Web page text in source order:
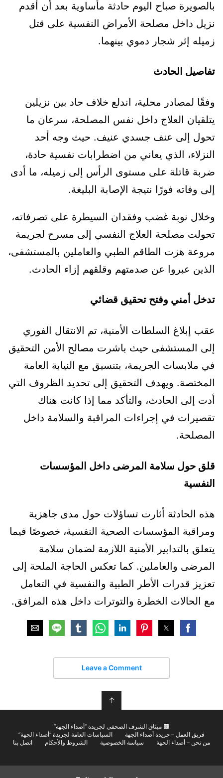
بالصويرة صباح اليوم حادثة مأساوية بعد أن أقدم
نزيل داخل مصلحة الأمراض النفسية على قتل
زميله إثر شجار دموي بينهما.
تفاصيل الحادث
وفقًا لمصادر محلية، اندلع خلاف حاد بين نزيلين
يتلقيان العلاج داخل نفس المصلحة، سرعان ما
تحول إلى عنف جسدي عنيف. حيث وجه أحد
النزلاء، الذي يعاني من اضطرابات نفسية حادة،
ضربة قاتلة على مستوى الرأس إلى زميله، ما أدى
إلى وفاته فورًا نتيجة الإصابة البليغة.
وخلال نوبة غضب وفقدان السيطرة على تصرفاته،
تحولت مصلحة العلاج النفسي إلى مسرح لجريمة
مروعة هزت الطاقم الطبي والعاملين بالمستشفى،
الذين عبروا عن صدمتهم وقلقهم إزاء الحادث.
تدخل أمني وفتح تحقيق قضائي
عقب إبلاغ السلطات الأمنية، تم الانتقال الفوري
إلى المستشفى حيث باشرت مصالح الأمن التحقيق
في ملابسات الجريمة، بتنسيق مع النيابة العامة
المختصة. ويهدف التحقيق إلى تحديد الظروف التي
أدت إلى الحادث، والتأكد مما إذا كانت هناك
تقصيرات في إجراءات المراقبة والسلامة داخل
المصلحة.
قلق حول سلامة المرضى داخل المؤسسات
النفسية
هذه الحادثة أثارت تساؤلات حول مدى جاهزية
ومراقبة المؤسسات الصحية النفسية، خصوصًا فيما
يتعلق بالتدابير الأمنية اللازمة لضمان سلامة
المرضى والعاملين. كما تعكس الحاجة الملحة إلى
تعزيز قدرات الأطر الطبية والنفسية في التعامل
مع الحالات الخطرة والتوترات داخل هذه المرافق.
Leave a Comment
↑
🟫 ميثاق الشرف الصحفي لجريدة “أصداء الجهة”
فريق العمل – جريدة أصداء الجهة
السياسات العامة لجريدة “أصداء الجهة”
من نحن – أصداء الجهة
سياسة الخصوصية الشروط والأحكام اتصل بنا